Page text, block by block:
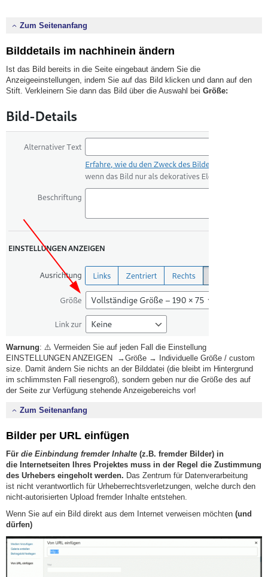
Zum Seitenanfang
Bilddetails im nachhinein ändern
Ist das Bild bereits in die Seite eingebaut ändern Sie die
Anzeigeeinstellungen, indem Sie auf das Bild klicken und dann auf den
Stift. Verkleinern Sie dann das Bild über die Auswahl bei Größe:
Warnung: ⚠️ Vermeiden Sie auf jeden Fall die Einstellung
EINSTELLUNGEN ANZEIGEN →Größe → Individuelle Größe / custom
size. Damit ändern Sie nichts an der Bilddatei (die bleibt im Hintergrund
im schlimmsten Fall riesengroß), sondern geben nur die Größe des auf
der Seite zur Verfügung stehende Anzeigebereichs vor!
Zum Seitenanfang
Bilder per URL einfügen
Für die Einbindung fremder Inhalte (z.B. fremder Bilder) in
die Internetseiten Ihres Projektes muss in der Regel die Zustimmung
des Urhebers eingeholt werden. Das Zentrum für Datenverarbeitung
ist nicht verantwortlich für Urheberrechtsverletzungen, welche durch den
nicht-autorisierten Upload fremder Inhalte entstehen.
Wenn Sie auf ein Bild direkt aus dem Internet verweisen möchten (und
dürfen)